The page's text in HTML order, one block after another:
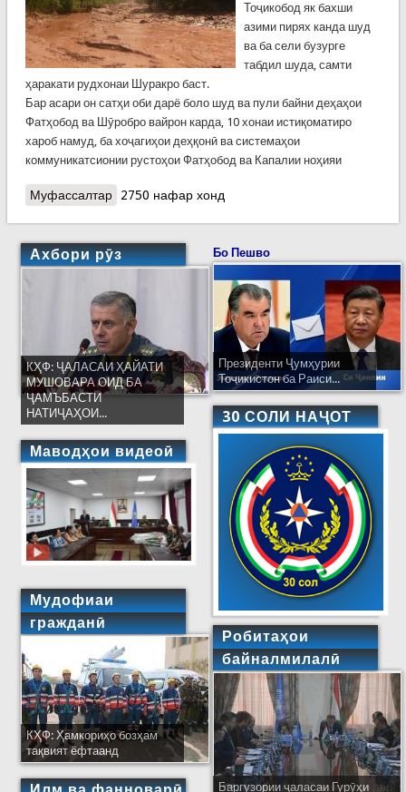
Тоҷикобод як бахши
азими пирях канда шуд
ва ба сели бузурге
табдил шуда, самти
ҳаракати рудхонаи Шуракро баст.
Бар асари он сатҳи оби дарё боло шуд ва пули байни деҳаҳои
Фатҳобод ва Шӯробро вайрон карда, 10 хонаи истиқоматиро
хароб намуд, ба хоҷагиҳои деҳқонӣ ва системаҳои
коммуникатсионии рустоҳои Фатҳобод ва Капалии ноҳияи
Муфассалтаро Сели азим дар Тоҷикобод пули байни ду
2750 нафар хонд
Ахбори рӯз
КҲФ: ҶАЛАСАИ ҲАЙАТИ
МУШОВАРА ОИД БА
ҶАМЪБАСТИ
НАТИҶАҲОИ...
Маводҳои видеоӣ
Мудофиаи
гражданӣ
КҲФ: Ҳамкориҳо бозҳам
тақвият ёфтаанд
Бо Пешво
Президенти Ҷумҳурии
Тоҷикистон ба Раиси...
30 СОЛИ НАҶОТ
Робитаҳои
байналмилалӣ
Баргузории ҷаласаи Гурӯҳи
Ширкати ҳайати Тоҷикистон дар